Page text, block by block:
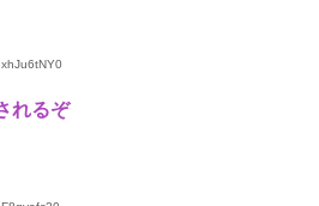
れるぞ